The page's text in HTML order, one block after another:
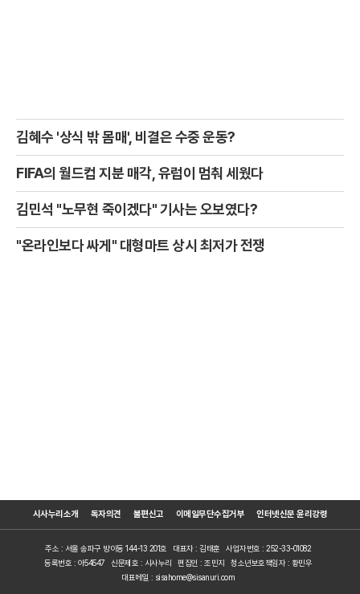
김혜수 '상식 밖 몸매', 비결은 수중 운동?
FIFA의 월드컵 지분 매각, 유럽이 멈춰 세웠다
김민석 "노무현 죽이겠다" 기사는 오보였다?
"온라인보다 싸게" 대형마트 상시 최저가 전쟁
시사누리소개 독자의견 불편신고 이메일무단수집거부 인터넷신문 윤리강령
주소 : 서울 송파구 방이동 144-13 201호 대표자 : 김태훈
사업자번호 : 252-33-01082
등록번호 : 아54547
신문제호 : 시사누리 편집인 : 조민지
청소년보호책임자 : 황민우
대표메일 : sisahome@sisanuri.com